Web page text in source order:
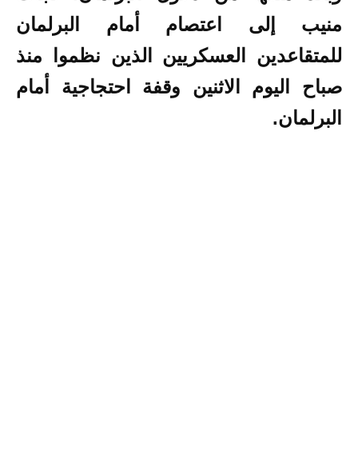
منيب إلى اعتصام أمام البرلمان
للمتقاعدين العسكريين الذين نظموا منذ
صباح اليوم الاثنين وقفة احتجاجية أمام
البرلمان.